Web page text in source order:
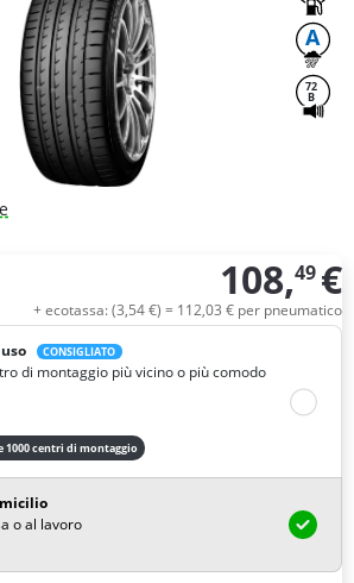
A
72
B
108,49 €
+ ecotassa: (3,54€) = 112,03 € per pneumatico
CONSIGLIATO
di montaggio più vicino o più comodo
1000 centri di montaggio
o al lavoro